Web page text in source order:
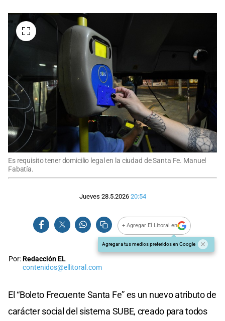
Es requisito tener domicilio legal en la ciudad de Santa Fe. Manuel
Fabatía.
Jueves 28.5.2026 20:54
+ Agregar El Litoral en
Agregar a tus medios preferidos en Google
Por:Redacción EL
contenidos@ellitoral.com
El “Boleto Frecuente Santa Fe” es un nuevo atributo de
carácter social del sistema SUBE, creado para todos